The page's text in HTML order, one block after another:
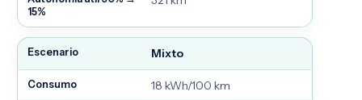
Mixto
18 kWh/100 km